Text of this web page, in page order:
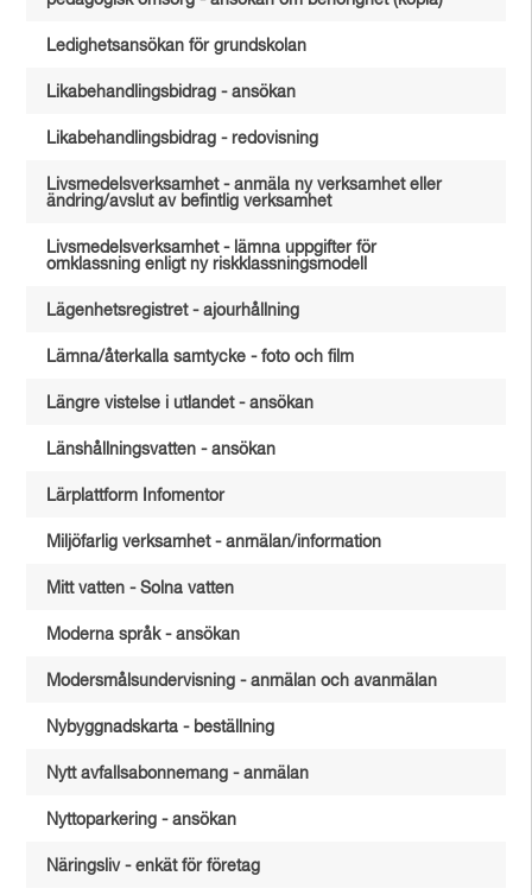
Ledighetsansökan för grundskolan
Likabehandlingsbidrag - ansökan
Likabehandlingsbidrag - redovisning
Livsmedelsverksamhet - anmäla ny verksamhet eller
ändring/avslut av befintlig verksamhet
Livsmedelsverksamhet - lämna uppgifter för
omklassning enligt ny riskklassningsmodell
Lägenhetsregistret - ajourhållning
Lämna/återkalla samtycke - foto och film
Längre vistelse i utlandet - ansökan
Länshållningsvatten - ansökan
Lärplattform Infomentor
Miljöfarlig verksamhet - anmälan/information
Mitt vatten - Solna vatten
Moderna språk - ansökan
Modersmålsundervisning - anmälan och avanmälan
Nybyggnadskarta - beställning
Nytt avfallsabonnemang - anmälan
Nyttoparkering - ansökan
Näringsliv - enkät för företag